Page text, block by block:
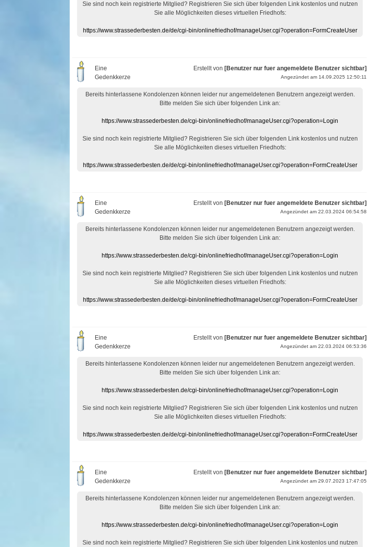
Sie sind noch kein registrierte Mitglied? Registrieren Sie sich über folgenden Link kostenlos und nutzen
Sie alle Möglichkeiten dieses virtuellen Friedhofs:
https://www.strassederbesten.de/de/cgi-bin/onlinefriedhof/manageUser.cgi?operation=FormCreateUser
Eine
Gedenkkerze
Erstellt von [Benutzer nur fuer angemeldete Benutzer sichtbar]
Angezündet am 14.09.2025 12:50:11
Bereits hinterlassene Kondolenzen können leider nur angemeldetenen Benutzern angezeigt werden.
Bitte melden Sie sich über folgenden Link an:
https://www.strassederbesten.de/cgi-bin/onlinefriedhof/manageUser.cgi?operation=Login
Sie sind noch kein registrierte Mitglied? Registrieren Sie sich über folgenden Link kostenlos und nutzen
Sie alle Möglichkeiten dieses virtuellen Friedhofs:
https://www.strassederbesten.de/de/cgi-bin/onlinefriedhof/manageUser.cgi?operation=FormCreateUser
Eine
Gedenkkerze
Erstellt von [Benutzer nur fuer angemeldete Benutzer sichtbar]
Angezündet am 22.03.2024 06:54:58
Bereits hinterlassene Kondolenzen können leider nur angemeldetenen Benutzern angezeigt werden.
Bitte melden Sie sich über folgenden Link an:
https://www.strassederbesten.de/cgi-bin/onlinefriedhof/manageUser.cgi?operation=Login
Sie sind noch kein registrierte Mitglied? Registrieren Sie sich über folgenden Link kostenlos und nutzen
Sie alle Möglichkeiten dieses virtuellen Friedhofs:
https://www.strassederbesten.de/de/cgi-bin/onlinefriedhof/manageUser.cgi?operation=FormCreateUser
Eine
Gedenkkerze
Erstellt von [Benutzer nur fuer angemeldete Benutzer sichtbar]
Angezündet am 22.03.2024 06:53:36
Bereits hinterlassene Kondolenzen können leider nur angemeldetenen Benutzern angezeigt werden.
Bitte melden Sie sich über folgenden Link an:
https://www.strassederbesten.de/cgi-bin/onlinefriedhof/manageUser.cgi?operation=Login
Sie sind noch kein registrierte Mitglied? Registrieren Sie sich über folgenden Link kostenlos und nutzen
Sie alle Möglichkeiten dieses virtuellen Friedhofs:
https://www.strassederbesten.de/de/cgi-bin/onlinefriedhof/manageUser.cgi?operation=FormCreateUser
Eine
Gedenkkerze
Erstellt von [Benutzer nur fuer angemeldete Benutzer sichtbar]
Angezündet am 29.07.2023 17:47:05
Bereits hinterlassene Kondolenzen können leider nur angemeldetenen Benutzern angezeigt werden.
Bitte melden Sie sich über folgenden Link an:
https://www.strassederbesten.de/cgi-bin/onlinefriedhof/manageUser.cgi?operation=Login
Sie sind noch kein registrierte Mitglied? Registrieren Sie sich über folgenden Link kostenlos und nutzen